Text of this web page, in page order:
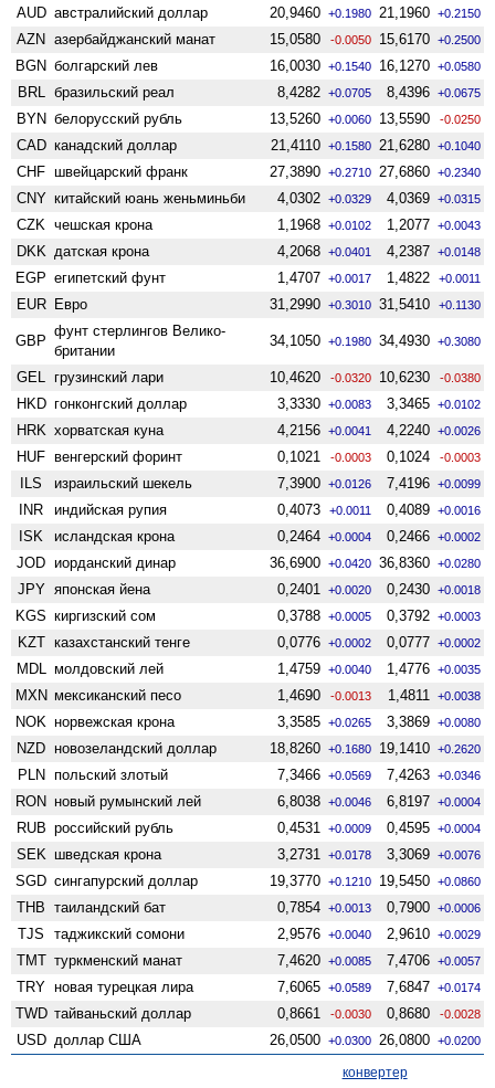
AUD австралийский доллар 20,9460 +0.1980 21,1960 +0.2150
AZN азербайджанский манат 15,0580 -0.0050 15,6170 +0.2500
BGN болгарский лев 16,0030 +0.1540 16,1270 +0.0580
BRL бразильский реал 8,4282 +0.0705 8,4396 +0.0675
BYN белорусский рубль 13,5260 +0.0060 13,5590 -0.0250
CAD канадский доллар 21,4110 +0.1580 21,6280 +0.1040
CHF швейцарский франк 27,3890 +0.2710 27,6860 +0.2340
CNY китайский юань женьминьби 4,0302 +0.0329 4,0369 +0.0315
CZK чешская крона 1,1968 +0.0102 1,2077 +0.0043
DKK датская крона 4,2068 +0.0401 4,2387 +0.0148
EGP египетский фунт 1,4707 +0.0017 1,4822 +0.0011
EUR Евро 31,2990 +0.3010 31,5410 +0.1130
GBP
фунт стерлингов Велико­
британии
34,1050 +0.1980 34,4930 +0.3080
GEL грузинский лари 10,4620 -0.0320 10,6230 -0.0380
HKD гонконгский доллар 3,3330 +0.0083 3,3465 +0.0102
HRK хорватская куна 4,2156 +0.0041 4,2240 +0.0026
HUF венгерский форинт 0,1021 -0.0003 0,1024 -0.0003
ILS израильский шекель 7,3900 +0.0126 7,4196 +0.0099
INR индийская рупия 0,4073 +0.0011 0,4089 +0.0016
ISK исландская крона 0,2464 +0.0004 0,2466 +0.0002
JOD иорданский динар 36,6900 +0.0420 36,8360 +0.0280
JPY японская йена 0,2401 +0.0020 0,2430 +0.0018
KGS киргизский сом 0,3788 +0.0005 0,3792 +0.0003
KZT казахстанский тенге 0,0776 +0.0002 0,0777 +0.0002
MDL молдовский лей 1,4759 +0.0040 1,4776 +0.0035
MXN мексиканский песо 1,4690 -0.0013 1,4811 +0.0038
NOK норвежская крона 3,3585 +0.0265 3,3869 +0.0080
NZD ново­зеландский доллар 18,8260 +0.1680 19,1410 +0.2620
PLN польский злотый 7,3466 +0.0569 7,4263 +0.0346
RON новый румынский лей 6,8038 +0.0046 6,8197 +0.0004
RUB российский рубль 0,4531 +0.0009 0,4595 +0.0004
SEK шведская крона 3,2731 +0.0178 3,3069 +0.0076
SGD сингапурский доллар 19,3770 +0.1210 19,5450 +0.0860
THB таиландский бат 0,7854 +0.0013 0,7900 +0.0006
TJS таджикский сомони 2,9576 +0.0040 2,9610 +0.0029
TMT туркменский манат 7,4620 +0.0085 7,4706 +0.0057
TRY новая турецкая лира 7,6065 +0.0589 7,6847 +0.0174
TWD тайваньский доллар 0,8661 -0.0030 0,8680 -0.0028
USD доллар США 26,0500 +0.0300 26,0800 +0.0200
конвертер